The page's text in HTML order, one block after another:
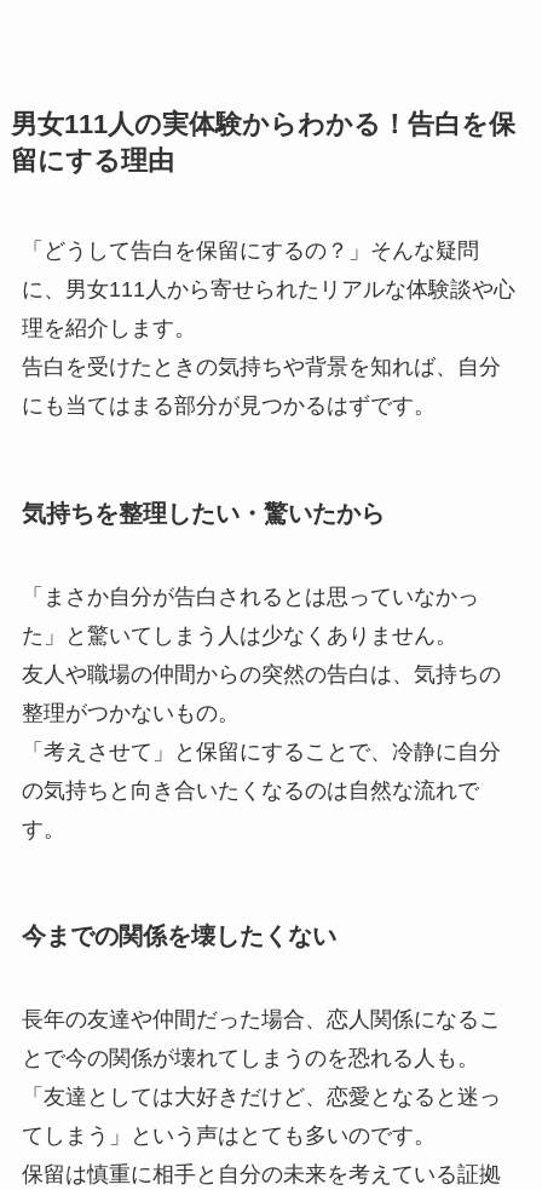
男女111人の実体験からわかる！告白を保
留にする理由
「どうして告白を保留にするの？」そんな疑問
に、男女111人から寄せられたリアルな体験談や心
理を紹介します。
告白を受けたときの気持ちや背景を知れば、自分
にも当てはまる部分が見つかるはずです。
気持ちを整理したい・驚いたから
「まさか自分が告白されるとは思っていなかっ
た」と驚いてしまう人は少なくありません。
友人や職場の仲間からの突然の告白は、気持ちの
整理がつかないもの。
「考えさせて」と保留にすることで、冷静に自分
の気持ちと向き合いたくなるのは自然な流れで
す。
今までの関係を壊したくない
長年の友達や仲間だった場合、恋人関係になるこ
とで今の関係が壊れてしまうのを恐れる人も。
「友達としては大好きだけど、恋愛となると迷っ
てしまう」という声はとても多いのです。
保留は慎重に相手と自分の未来を考えている証拠